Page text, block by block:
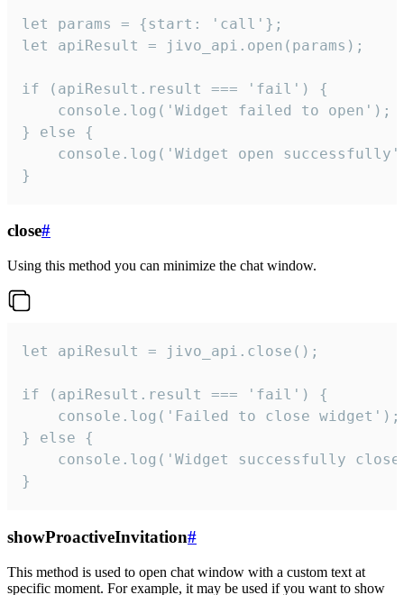
let params = {start: 'call'};
let apiResult = jivo_api.open(params);
if (apiResult.result === 'fail') {
    console.log('Widget failed to open');
} else {
console.log('Widget open
}
close#
Using this method you can minimize the chat window.
let apiResult = jivo_api.close();
if (apiResult.result === 'fail') {
    console.log('Failed to close widget');
} else {
console.log('Widget successfully
}
showProactiveInvitation#
This method is used to open chat window with a custom text at
specific moment. For example, it may be used if you want to show